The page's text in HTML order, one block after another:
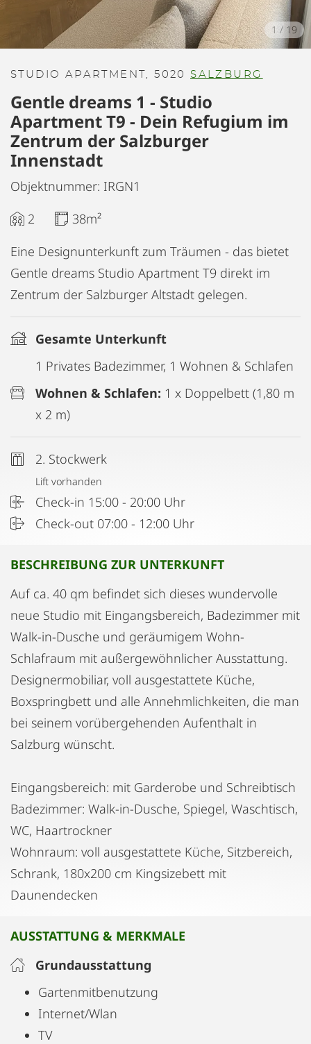
1 / 19
STUDIO APARTMENT, 5020 SALZBURG
Gentle dreams 1 - Studio
Apartment T9 - Dein Refugium im
Zentrum der Salzburger
Innenstadt
Objektnummer: IRGN1
2
38m²
Eine Designunterkunft zum Träumen - das bietet
Gentle dreams Studio Apartment T9 direkt im
Zentrum der Salzburger Altstadt gelegen.
Gesamte Unterkunft
1 Privates Badezimmer, 1 Wohnen & Schlafen
Wohnen & Schlafen: 1 x Doppelbett (1,80 m
x 2 m)
2. Stockwerk
Lift vorhanden
Check-in 15:00 - 20:00 Uhr
Check-out 07:00 - 12:00 Uhr
BESCHREIBUNG ZUR UNTERKUNFT
Auf ca. 40 qm befindet sich dieses wundervolle
neue Studio mit Eingangsbereich, Badezimmer mit
Walk-in-Dusche und geräumigem Wohn-
Schlafraum mit außergewöhnlicher Ausstattung.
Designermobiliar, voll ausgestattete Küche,
Boxspringbett und alle Annehmlichkeiten, die man
bei seinem vorübergehenden Aufenthalt in
Salzburg wünscht.
Eingangsbereich: mit Garderobe und Schreibtisch
Badezimmer: Walk-in-Dusche, Spiegel, Waschtisch,
WC, Haartrockner
Wohnraum: voll ausgestattete Küche, Sitzbereich,
Schrank, 180x200 cm Kingsizebett mit
Daunendecken
AUSSTATTUNG & MERKMALE
Grundausstattung
Gartenmitbenutzung
Internet/Wlan
TV